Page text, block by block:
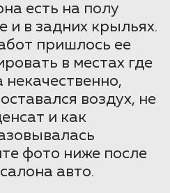
есть на полу
и в задних крыльях.
пришлось ее
в местах где
воздух, не
и как
фото ниже после
авто.